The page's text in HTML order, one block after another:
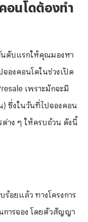
อนโดต้องทำ
นดับแรกให้คุณมองหา
จองคอนโดในช่วงเปิด
เพราะมักจะมี
ซึ่งในวันที่ไปจองคอน
าง ๆ ให้ครบถ้วน ดังนี้
ร้อยแล้ว ทางโครงการ
การจอง โดยตัวสัญญา